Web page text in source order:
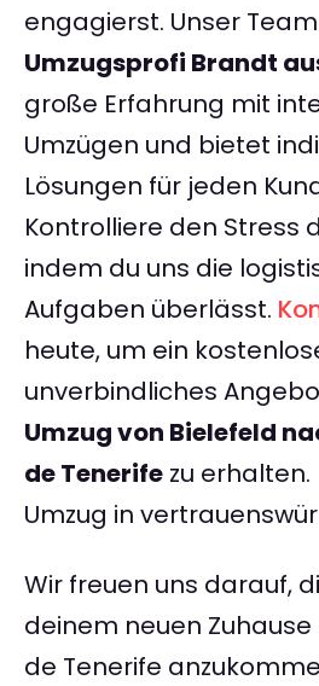
engagierst. Unser
Umzugsprofi Brandt
große Erfahrung mit
Umzügen und bietet
Lösungen für jeden
Kontrolliere den Stress
indem du uns die
Aufgaben überlässt.
heute, um ein
unverbindliches
Umzug von Bielefeld
de Tenerife zu erhalten.
Umzug in
Wir freuen uns darauf,
deinem neuen Zuhause
de Tenerife